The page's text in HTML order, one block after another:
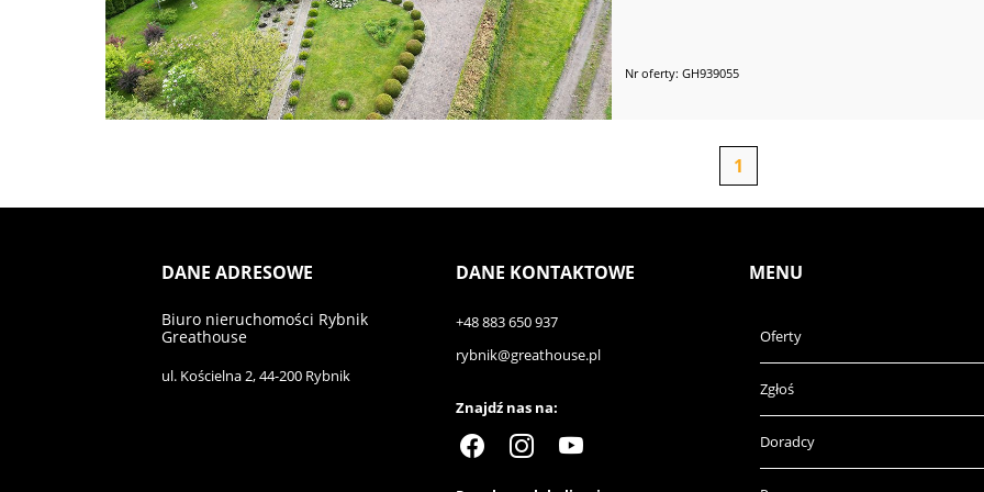
Nr oferty: GH939055
1
DANE ADRESOWE
Biuro nieruchomości Rybnik
Greathouse
ul. Kościelna 2, 44-200 Rybnik
DANE KONTAKTOWE
+48 883 650 937
rybnik@greathouse.pl
Znajdź nas na:
MENU
Oferty
Zgłoś
Doradcy